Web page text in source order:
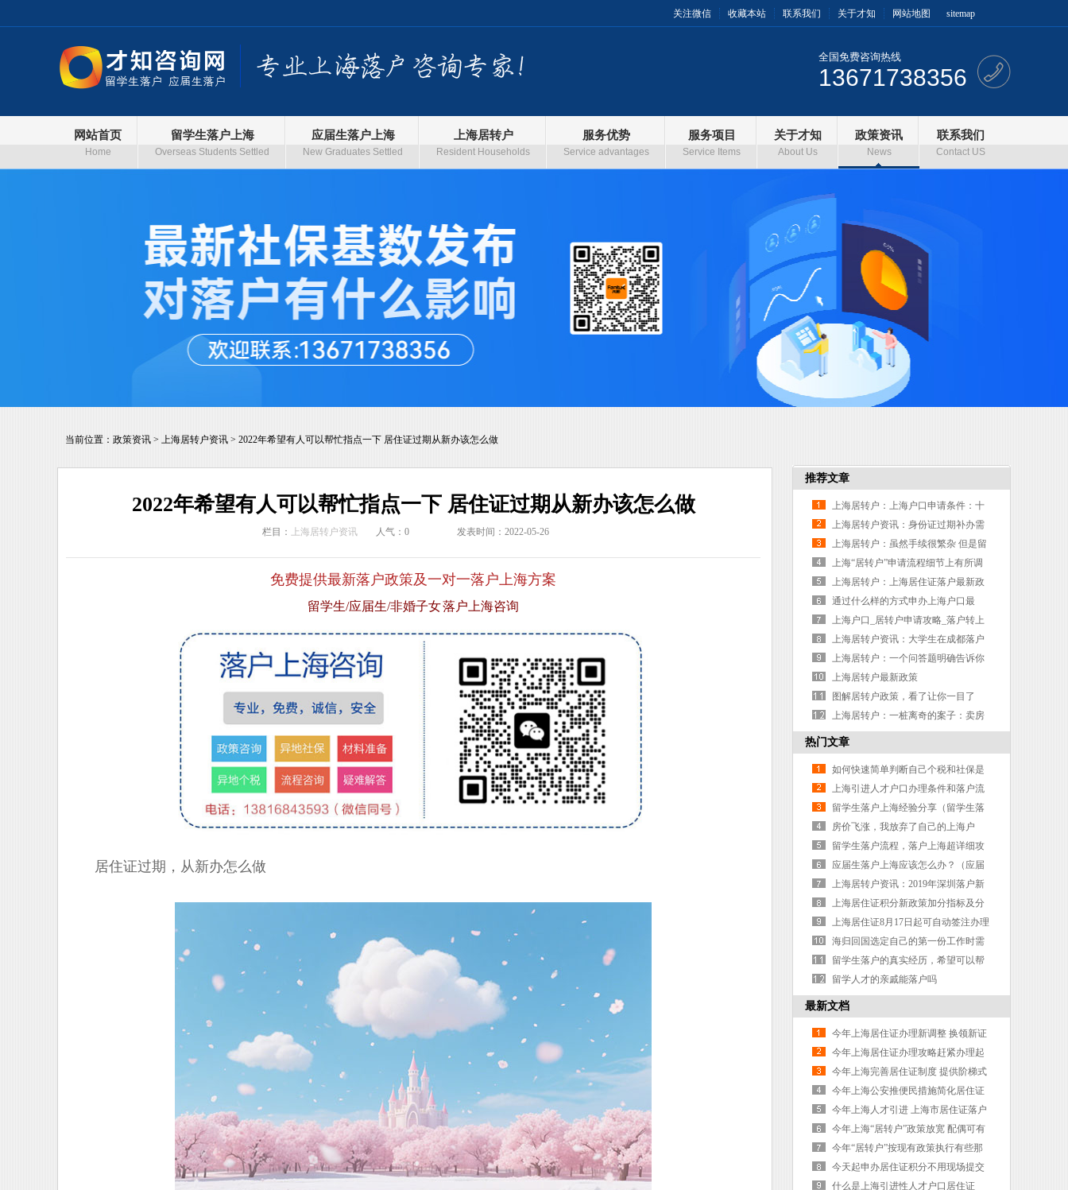
关注微信 收藏本站 联系我们 关于才知 网站地图 sitemap
全国免费咨询热线
13671738356
网站首页
Home
留学生落户上海
Overseas Students Settled
应届生落户上海
New Graduates Settled
上海居转户
Resident Households
服务优势
Service advantages
服务项目
Service Items
关于才知
About Us
政策资讯
News
联系我们
Contact US
当前位置： 政策资讯 > 上海居转户资讯 > 2022年希望有人可以帮忙指点一下 居住证过期从新办该怎么做
2022年希望有人可以帮忙指点一下 居住证过期从新办该怎么做
栏目： 上海居转户资讯 人气： 0 发表时间：2022-05-26
免费提供最新落户政策及一对一落户上海方案
留学生/应届生/非婚子女 落户上海咨询
居住证过期，从新办怎么做
推荐文章
上海居转户：上海户口申请条件：十
一类人才可办理上海户口
上海居转户资讯：身份证过期补办需
要什么材料？
上海居转户：虽然手续很繁杂 但是留
学生落户是相对较简单的落户方式了
上海“居转户”申请流程细节上有所调
整
上海居转户：上海居住证落户最新政
策
通过什么样的方式申办上海户口最
快？居转户可以不讲时间和收入
上海户口_居转户申请攻略_落户转上
海户口申请条件
上海居转户资讯：大学生在成都落户
条件2019年是如何规定的？
上海居转户：一个问答题明确告诉你
上海户口有什么好处,落户上海需要满
足什
上海居转户最新政策
图解居转户政策，看了让你一目了
然！
上海居转户：一桩离奇的案子：卖房
子后不迁出户口反给新生儿落户
热门文章
如何快速简单判断自己个税和社保是
否符合申请条件呢？
上海引进人才户口办理条件和落户流
程及申请材料-
留学生落户上海经验分享（留学生落
户上海政策趋势）
房价飞涨，我放弃了自己的上海户
口，逃离北上广了，好想哭！
留学生落户流程，落户上海超详细攻
略！（留学生落户上海步骤）
应届生落户上海应该怎么办？（应届
生落户上海的好处）
上海居转户资讯：2019年深圳落户新
政策新生儿落户新政策
上海居住证积分新政策加分指标及分
值情况分析
上海居住证8月17日起可自动签注办理
有效期将延长一年
海归回国选定自己的第一份工作时需
谨慎考量
留学生落户的真实经历，希望可以帮
到大家
留学人才的亲戚能落户吗
最新文档
今年上海居住证办理新调整 换领新证
不用再等半年-
今年上海居住证办理攻略赶紧办理起
来吧
今年上海完善居住证制度 提供阶梯式
公共服务
今年上海公安推便民措施简化居住证
政策了
今年上海人才引进 上海市居住证落户
缩短两年
今年上海“居转户”政策放宽 配偶可有
条件随迁
今年“居转户”按现有政策执行有些那
变化
今天起申办居住证积分不用现场提交
书面材料啦！
什么是上海引进性人才户口居住证